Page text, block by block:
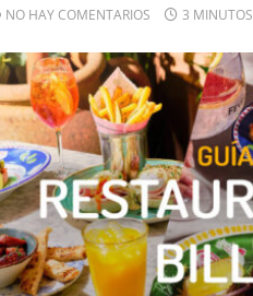
NO HAY COMENTARIOS 3 MINUTOS